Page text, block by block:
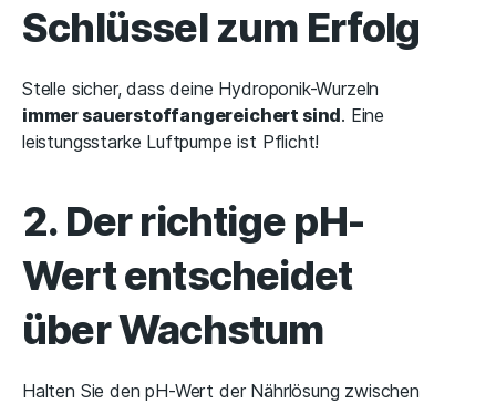
Schlüssel zum Erfolg
Stelle sicher, dass deine Hydroponik-Wurzeln
immer sauerstoffangereichert sind. Eine
leistungsstarke Luftpumpe ist Pflicht!
2. Der richtige pH-
Wert entscheidet
über Wachstum
Halten Sie den pH-Wert der Nährlösung zwischen